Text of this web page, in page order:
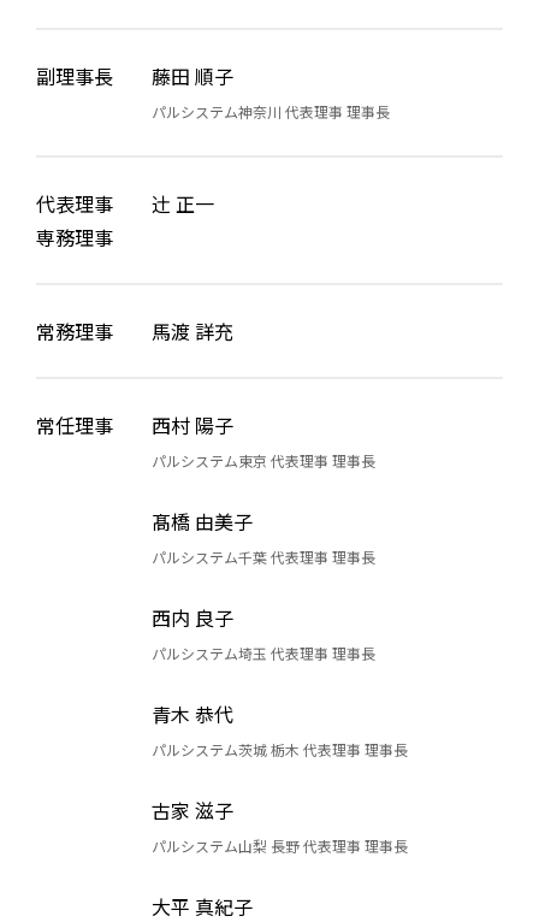
副理事長 藤田 順子
パルシステム神奈川 代表理事 理事長
代表理事
専務理事
辻󠄀 正一
常務理事 馬渡 詳充
常任理事 西村 陽子
パルシステム東京 代表理事 理事長
髙橋 由美子
パルシステム千葉 代表理事 理事長
西内 良子
パルシステム埼玉 代表理事 理事長
青木 恭代
パルシステム茨城 栃木 代表理事 理事長
古家 滋子
パルシステム山梨 長野 代表理事 理事長
大平 真紀子